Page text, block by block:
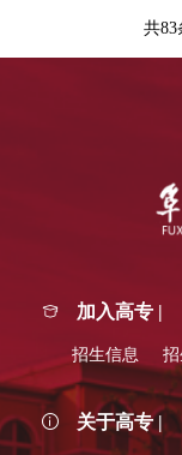
共
加入高专 |
招生信息 招
关于高专 |